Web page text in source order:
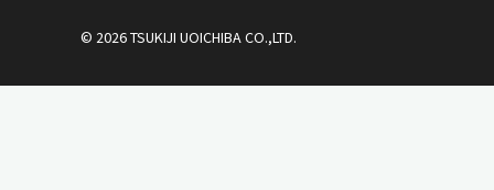
© 2026 TSUKIJI UOICHIBA CO.,LTD.